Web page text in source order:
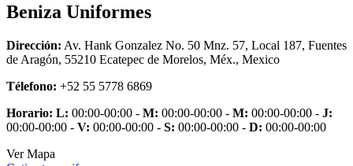
Beniza Uniformes
Dirección: Av. Hank Gonzalez No. 50 Mnz. 57, Local 187, Fuentes
de Aragón, 55210 Ecatepec de Morelos, Méx., Mexico
Télefono: +52 55 5778 6869
Horario: L: 00:00-00:00 - M: 00:00-00:00 - M: 00:00-00:00 - J:
00:00-00:00 - V: 00:00-00:00 - S: 00:00-00:00 - D: 00:00-00:00
Ver Mapa